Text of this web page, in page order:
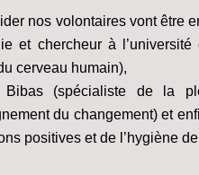
nos volontaires vont être
et chercheur à
cerveau humain),
Bibas (spécialiste de la
du changement) et
positives et de l’hygiène